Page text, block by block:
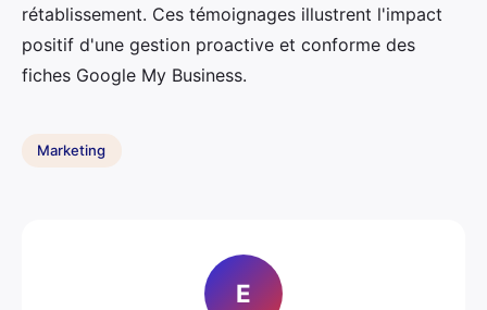
rétablissement. Ces témoignages illustrent l'impact
positif d'une gestion proactive et conforme des
fiches Google My Business.
Marketing
E